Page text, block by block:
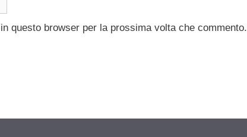
questo browser per la prossima volta che commento.